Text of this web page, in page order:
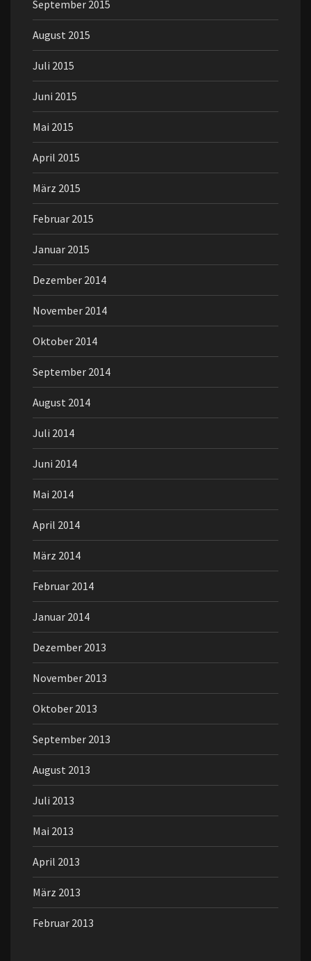
September 2015
August 2015
Juli 2015
Juni 2015
Mai 2015
April 2015
März 2015
Februar 2015
Januar 2015
Dezember 2014
November 2014
Oktober 2014
September 2014
August 2014
Juli 2014
Juni 2014
Mai 2014
April 2014
März 2014
Februar 2014
Januar 2014
Dezember 2013
November 2013
Oktober 2013
September 2013
August 2013
Juli 2013
Mai 2013
April 2013
März 2013
Februar 2013